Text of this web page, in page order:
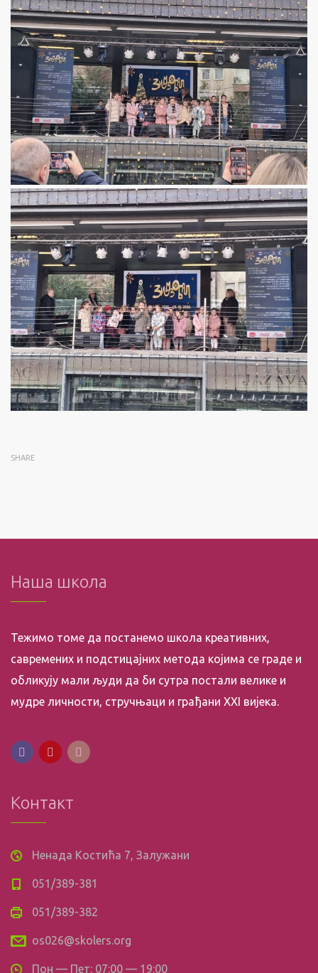
SHARE
Наша школа
Тежимо томе да постанемо школа креативних,
савремених и подстицајних метода којима се граде и
обликују мали људи да би сутра постали велике и
мудре личности, стручњаци и грађани XXI вијека.
Контакт
Ненада Костића 7, Залужани
051/389-381
051/389-382
os026@skolers.org
Пон — Пет: 07:00 — 19:00